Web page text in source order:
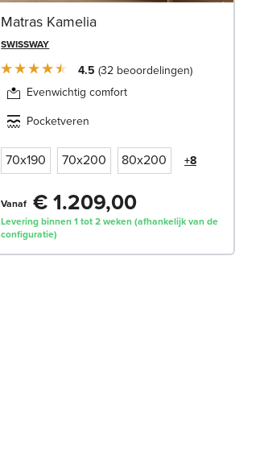
Matras Kamelia
SWISSWAY
4.5 32 beoordelingen
Evenwichtig comfort
Pocketveren
70x190 70x200 80x200 +8
Vanaf € 1.209,00
Levering binnen 1 tot 2 weken (afhankelijk van de
configuratie)